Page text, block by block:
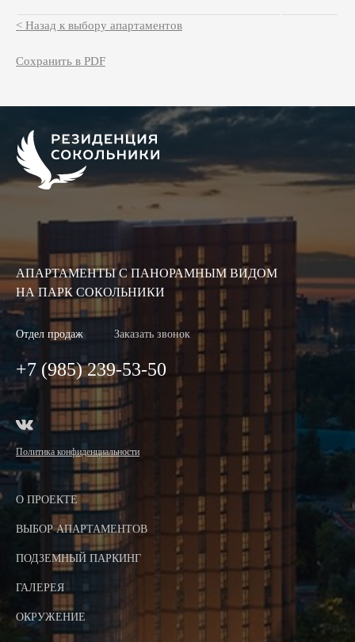
< Назад к выбору апартаментов
Сохранить в PDF
О ПРОЕКТЕ
ВЫБОР АПАРТАМЕНТОВ
ПОДЗЕМНЫЙ ПАРКИНГ
ГАЛЕРЕЯ
ОКРУЖЕНИЕ
АПАРТАМЕНТЫ С ПАНОРАМНЫМ ВИДОМ
НА ПАРК СОКОЛЬНИКИ
Отдел продаж Заказать звонок
+7 (985) 239-53-50
Политика конфиденциальности